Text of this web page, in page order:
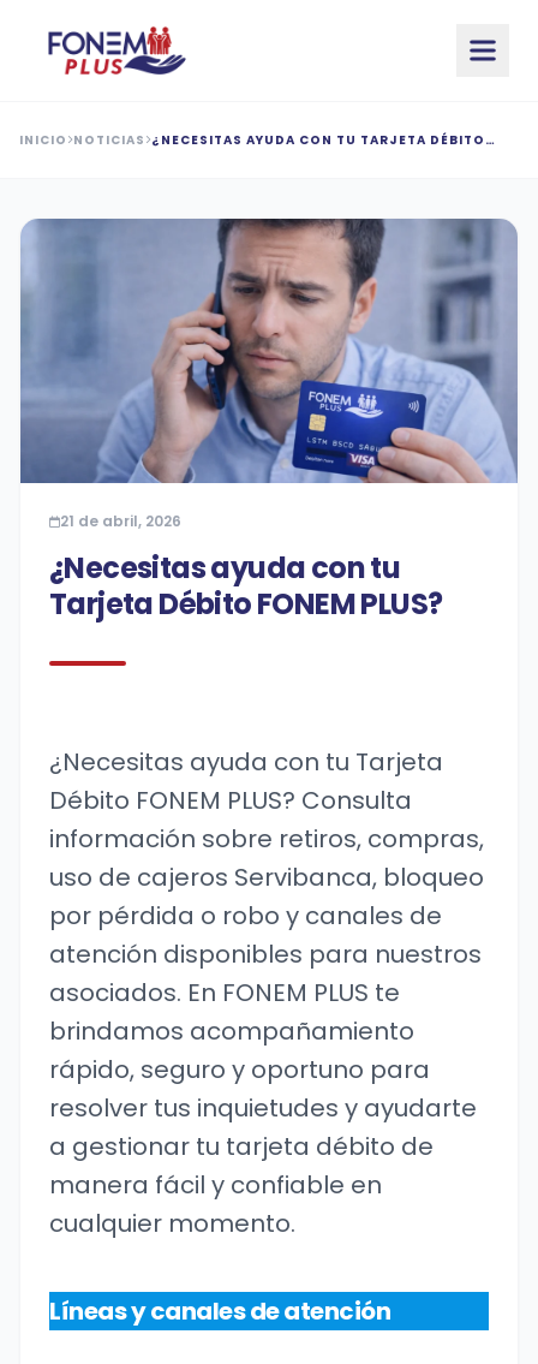
INICIO NOTICIAS ¿NECESITAS AYUDA CON TU TARJETA DÉBITO
21 de abril, 2026
¿Necesitas ayuda con tu
Tarjeta Débito FONEM PLUS?
¿Necesitas ayuda con tu Tarjeta
Débito FONEM PLUS? Consulta
información sobre retiros, compras,
uso de cajeros Servibanca, bloqueo
por pérdida o robo y canales de
atención disponibles para nuestros
asociados. En FONEM PLUS te
brindamos acompañamiento
rápido, seguro y oportuno para
resolver tus inquietudes y ayudarte
a gestionar tu tarjeta débito de
manera fácil y confiable en
cualquier momento.
Líneas y canales de atención